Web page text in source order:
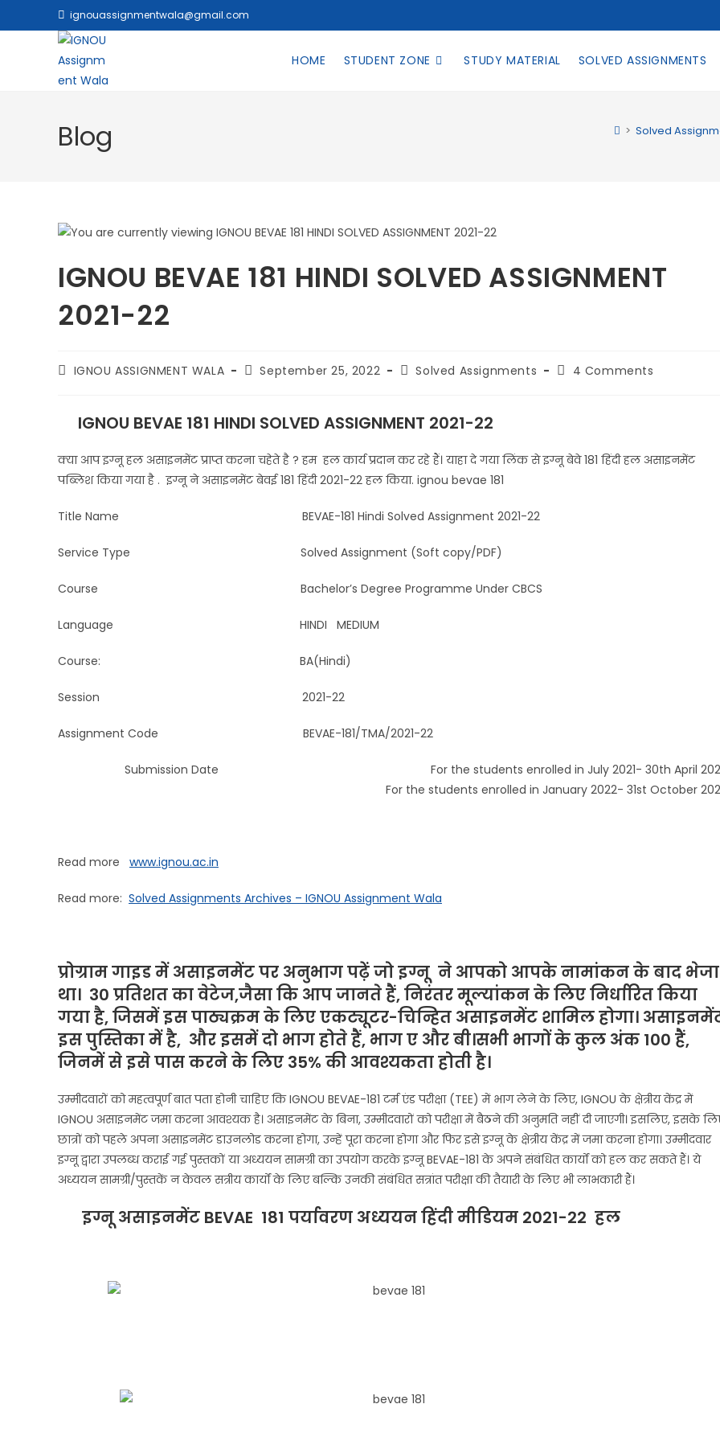
ignouassignmentwala@gmail.com
HOME STUDENT ZONE STUDY MATERIAL SOLVED ASSIGNMENTS
Blog > Solved
IGNOU BEVAE 181 HINDI SOLVED ASSIGNMENT
2021-22
IGNOU ASSIGNMENT WALA September 25, 2022 Solved Assignments 4 Comments
IGNOU BEVAE 181 HINDI SOLVED ASSIGNMENT 2021-22
क्या आप इग्नू हल असाइनमेंट प्राप्त करना चहेते है ? हम हल कार्य प्रदान कर रहे हैं। याहा दे गया लिंक से इग्नू बेवे 181 हिंदी हल असाइनमेंट
पब्लिश किया गया है . इग्नू ने असाइनमेंट बेवई 181 हिंदी 2021-22 हल किया. ignou bevae 181
Title Name BEVAE-181 Hindi Solved Assignment 2021-22
Service Type Solved Assignment (Soft copy/PDF)
Course Bachelor’s Degree Programme Under CBCS
Language HINDI MEDIUM
Course: BA(Hindi)
Session 2021-22
Assignment Code BEVAE-181/TMA/2021-22
Submission Date For the students enrolled in July 2021- 30th April
For the students enrolled in January 2022- 31st October
Read more www.ignou.ac.in
Read more: Solved Assignments Archives – IGNOU Assignment Wala
प्रोग्राम गाइड में असाइनमेंट पर अनुभाग पढ़ें जोइग्नू ने आपको आपके नामांकन के बाद भेजा
था। 30 प्रतिशत का वेटेज,जैसा कि आप जानते हैं, निरंतर मूल्यांकन के लिए निर्धारित किया
गया है, जिसमें इस पाठ्यक्रम के लिए एकट्यूटर-चिन्हित असाइनमेंट शामिल होगा।
इस पुस्तिका में है, और इसमें दो भाग होते हैं, भाग ए और बी।सभी भागों के कुल अंक 100 हैं,
जिनमें से इसे पास करने के लिए 35% की आवश्यकता होती है।
उम्मीदवारों को महत्वपूर्ण बात पता होनी चाहिए कि IGNOU BEVAE-181 टर्म एंड परीक्षा (TEE) में भाग लेने के लिए, IGNOU के क्षेत्रीय केंद्र में
IGNOU असाइनमेंट जमा करना आवश्यक है। असाइनमेंट के बिना, उम्मीदवारों को परीक्षा में बैठने की अनुमति नहीं दी जाएगी। इसलिए, इसके
छात्रों को पहले अपना असाइनमेंट डाउनलोड करना होगा, उन्हें पूरा करना होगा और फिर इसे इग्नू के क्षेत्रीय केंद्र में जमा करना होगा। उम्मीदवार
इग्नू द्वारा उपलब्ध कराई गई पुस्तकों या अध्ययन सामग्री का उपयोग करके इग्नू BEVAE-181 के अपने संबंधित कार्यों को हल कर सकते हैं। ये
अध्ययन सामग्री/पुस्तकें न केवल सत्रीय कार्यों के लिए बल्कि उनकी संबंधित सत्रांत परीक्षा की तैयारी के लिए भी लाभकारी हैं।
इग्नू असाइनमेंट BEVAE 181 पर्यावरण अध्ययनहिंदी मीडियम 2021-22 हल